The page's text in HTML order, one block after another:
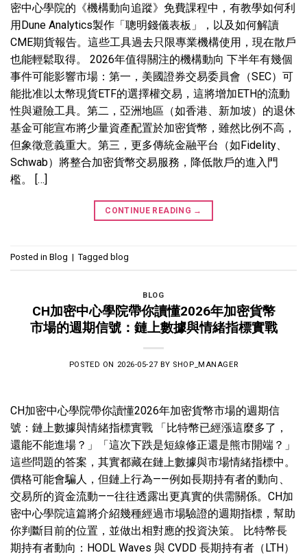
密中心學院的《機構動向追蹤》免費課程中，有教學如何利
用Dune Analytics製作「聰明錢儀表板」，以及如何解讀
CME期貨報告。這些工具過去只限專業機構使用，現在散戶
也能輕鬆取得。 2026年值得關注的機構動向 下半年有幾個
事件可能影響市場：第一，美國證券交易委員會（SEC）可
能批准以太幣現貨ETF的選擇權交易，這將增加ETH的流動
性與避險工具。第二，亞洲地區（如香港、新加坡）的退休
基金可能宣布將少量資產配置於加密貨幣，雖然比例不高，
但象徵意義重大。第三，更多傳統金融平台（如Fidelity、
Schwab）將整合加密貨幣交易服務，降低散戶的進入門
檻。 […]
CONTINUE READING →
Posted in Blog | Tagged blog
BLOG
CH加密中心學院帶你讀懂2026年加密貨幣
市場的週期信號：鏈上數據與情緒指標實戰
POSTED ON 2026-05-27 BY SHOP_MANAGER
CH加密中心學院帶你讀懂2026年加密貨幣市場的週期信
號：鏈上數據與情緒指標實戰 「比特幣已經漲這麼多了，
還能不能進場？」「這次下跌是短線修正還是熊市開端？」
這些問題的答案，其實都藏在鏈上數據與市場情緒指標中。
價格可能會騙人，但鏈上行為——例如長期持有者的動向、
交易所的資金流動——往往透露出更真實的供需關係。CH加
密中心學院這篇將介紹幾種經過市場驗證的週期指標，幫助
你判斷目前的位置，並做出相對應的投資決策。 比特幣長
期持有者動向：HODL Waves 與 CVDD 長期持有者（LTH）